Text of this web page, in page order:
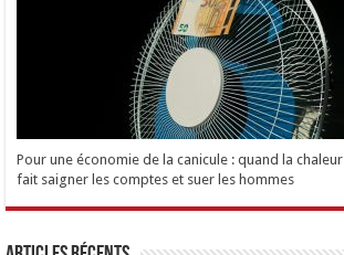
Pour une économie de la canicule : quand la chaleur
fait saigner les comptes et suer les hommes